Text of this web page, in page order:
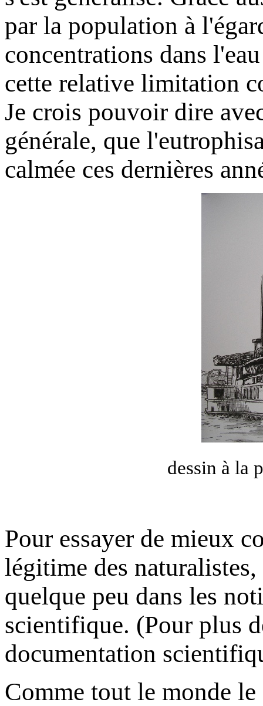
par la population à
concentrations dans
cette relative limitation
Je crois pouvoir dire
générale, que
calmée ces dernières
dessin à la
Pour essayer de mieux
légitime des
quelque peu dans les
scientifique. (Pour plus
documentation
Comme tout le monde